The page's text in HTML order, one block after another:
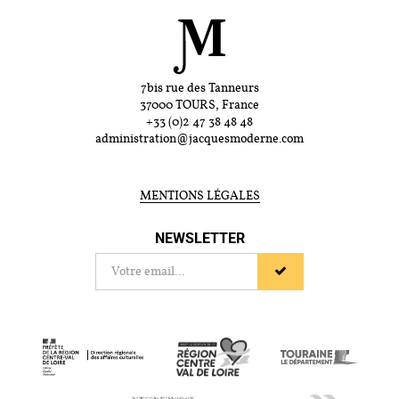
7bis rue des Tanneurs
37000 TOURS, France
+33 (0)2 47 38 48 48
administration@jacquesmoderne.com
MENTIONS LÉGALES
NEWSLETTER